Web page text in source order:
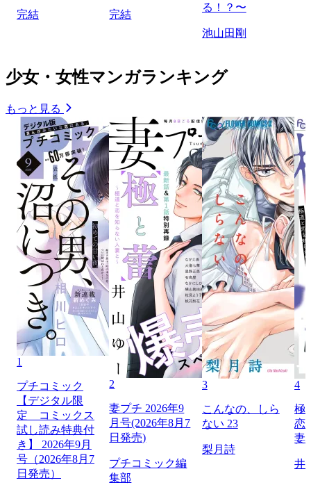
完結 完結
る！？〜
池山田剛
少女・女性マンガランキング
もっと見る
1
プチコミック
【デジタル限
定 コミックス
試し読み特典付
き】 2026年9月
号（2026年8月7
日発売）
2
妻プチ 2026年9
月号(2026年8月7
日発売)
プチコミック編
集部
3
こんなの、しら
ない 23
梨月詩
4
極
恋
妻
井